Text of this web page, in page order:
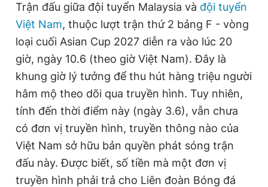
Đặt báo Quảng cáo RSS Tòa soạn Chính sách bảo
Tổng biên tập: Nguyễn Ngọc Toàn
Phó tổng biên tập thường trực: Hải Thành
Phó tổng biên tập: Lâm Hiếu Dũng
Phó tổng biên tập: Trần Việt Hưng
Tổng thư ký tòa soạn: Đức Trung
Giấy phép xuất bản số 110/GP - BTTTT cấp ngày 24.3.2020
© 2003-2026 Bản quyền thuộc về Báo Thanh Niên. Cấm sao
chép dưới mọi hình thức nếu không có sự chấp thuận bằng văn
bản. Phát triển bởi ePi Technologies, JSC.
Trận đấu giữa đội tuyển Malaysia và đội tuyển
Việt Nam, thuộc lượt trận thứ 2 bảng F - vòng
loại cuối Asian Cup 2027 diễn ra vào lúc 20
giờ, ngày 10.6 (theo giờ Việt Nam). Đây là
khung giờ lý tưởng để thu hút hàng triệu người
hâm mộ theo dõi qua truyền hình. Tuy nhiên,
tính đến thời điểm này (ngày 3.6), vẫn chưa
có đơn vị truyền hình, truyền thông nào của
Việt Nam sở hữu bản quyền phát sóng trận
đấu này. Được biết, số tiền mà một đơn vị
truyền hình phải trả cho Liên đoàn Bóng đá